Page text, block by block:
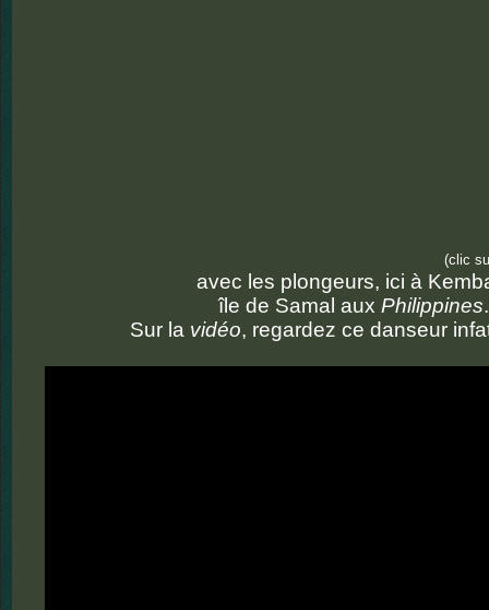
(clic
avec les plongeurs, ici à
île de Samal aux Philippines.
Sur la vidéo, regardez ce danseur